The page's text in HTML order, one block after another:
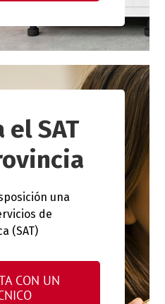
el SAT
una
de
(SAT)
CON UN